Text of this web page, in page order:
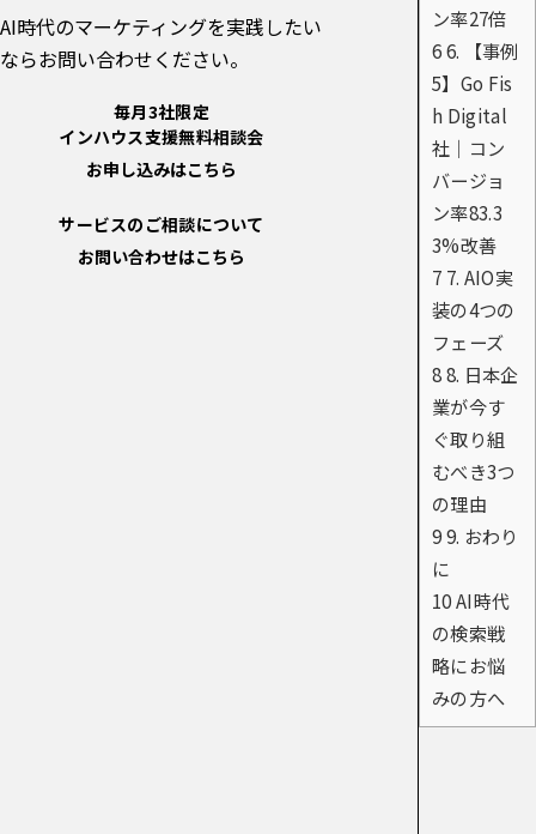
ン率27倍
66. 【事例
5】Go Fis
h Digital
社｜コン
バージョ
ン率83.3
3%改善
7 7. AIO実
装の4つの
フェーズ
88. 日本企
業が今す
ぐ取り組
むべき3つ
の理由
99. おわり
に
10AI時代
の検索戦
略にお悩
みの方へ
AI時代のマーケティングを実践したい
ならお問い合わせください。
毎月3社限定
インハウス支援無料相談会
お申し込みはこちら
サービスのご相談について
お問い合わせはこちら